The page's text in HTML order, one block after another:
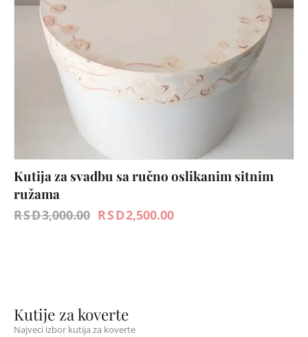
Kutija za svadbu sa ručno oslikanim sitnim
ružama
RSD3,000.00 RSD2,500.00
Kutije za koverte
Najveci izbor kutija za koverte